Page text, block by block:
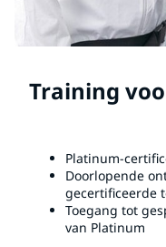
Training
Platinum-
Doorlopende
gecertificeerde
Toegang tot
van Platinum